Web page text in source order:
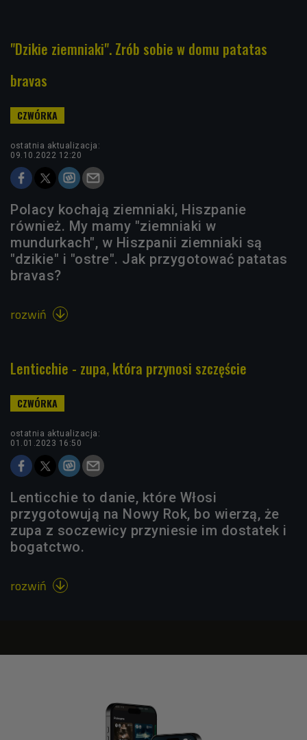
"Dzikie ziemniaki". Zrób sobie w domu patatas
bravas
ostatnia aktualizacja:
09.10.2022 12:20
Polacy kochają ziemniaki, Hiszpanie
również. My mamy "ziemniaki w
mundurkach", w Hiszpanii ziemniaki są
"dzikie" i "ostre". Jak przygotować patatas
bravas?
rozwiń 
Lenticchie - zupa, która przynosi szczęście
ostatnia aktualizacja:
01.01.2023 16:50
Lenticchie to danie, które Włosi
przygotowują na Nowy Rok, bo wierzą, że
zupa z soczewicy przyniesie im dostatek i
bogatctwo.
rozwiń 